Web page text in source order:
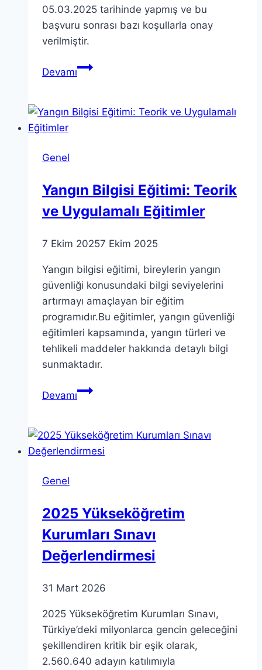
05.03.2025 tarihinde yapmış ve bu
başvuru sonrası bazı koşullarla onay
verilmiştir.
Devamıİstanbul
Açıklaması:
Genel
Yangın Bilgisi Eğitimi: Teorik
ve Uygulamalı Eğitimler
7 Ekim 20257 Ekim 2025
Yangın bilgisi eğitimi, bireylerin yangın
güvenliği konusundaki bilgi seviyelerini
artırmayı amaçlayan bir eğitim
programıdır.Bu eğitimler, yangın güvenliği
eğitimleri kapsamında, yangın türleri ve
tehlikeli maddeler hakkında detaylı bilgi
sunmaktadır.
DevamıYangın
Teorik
ve
Genel
2025 Yükseköğretim
Kurumları Sınavı
Değerlendirmesi
31 Mart 2026
2025 Yükseköğretim Kurumları Sınavı,
Türkiye’deki milyonlarca gencin geleceğini
şekillendiren kritik bir eşik olarak,
2.560.640 adayın katılımıyla